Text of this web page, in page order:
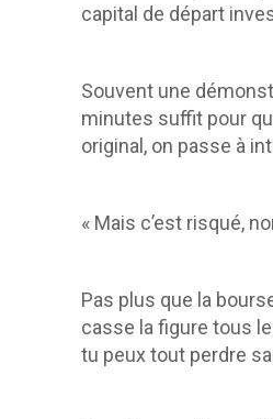
capital de départ
Souvent une
minutes suffit pour
original, on passe à
« Mais c’est risqué,
Pas plus que la
casse la figure tous
tu peux tout perdre